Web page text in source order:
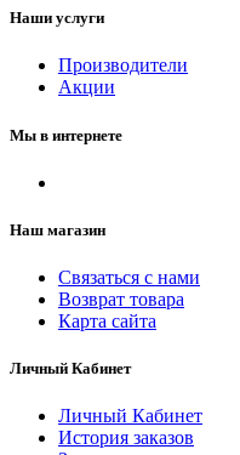
Наши услуги
Производители
Акции
Мы в интернете
Наш магазин
Связаться с нами
Возврат товара
Карта сайта
Личный Кабинет
Личный Кабинет
История заказов